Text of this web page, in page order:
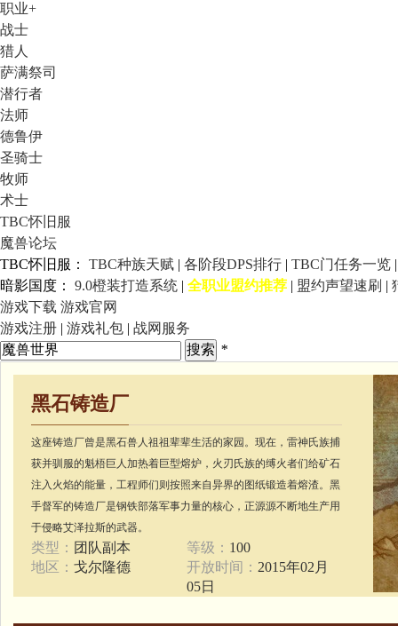
职业+
战士
猎人
萨满祭司
潜行者
法师
德鲁伊
圣骑士
牧师
术士
TBC怀旧服
魔兽论坛
TBC怀旧服：
TBC种族天赋 | 各阶段DPS排行 | TBC门任务一览
暗影国度：
9.0橙装打造系统 | 全职业盟约推荐 | 盟约声望速刷 |
游戏下载 游戏官网
游戏注册 | 游戏礼包 | 战网服务
*
黑石铸造厂
这座铸造厂曾是黑石兽人祖祖辈辈生活的家园。现在，雷神氏族捕
获并驯服的魁梧巨人加热着巨型熔炉，火刃氏族的缚火者们给矿石
注入火焰的能量，工程师们则按照来自异界的图纸锻造着熔渣。黑
手督军的铸造厂是钢铁部落军事力量的核心，正源源不断地生产用
于侵略艾泽拉斯的武器。
类型： 团队副本 等级： 100
地区： 戈尔隆德 开放时间： 2015年02月
05日